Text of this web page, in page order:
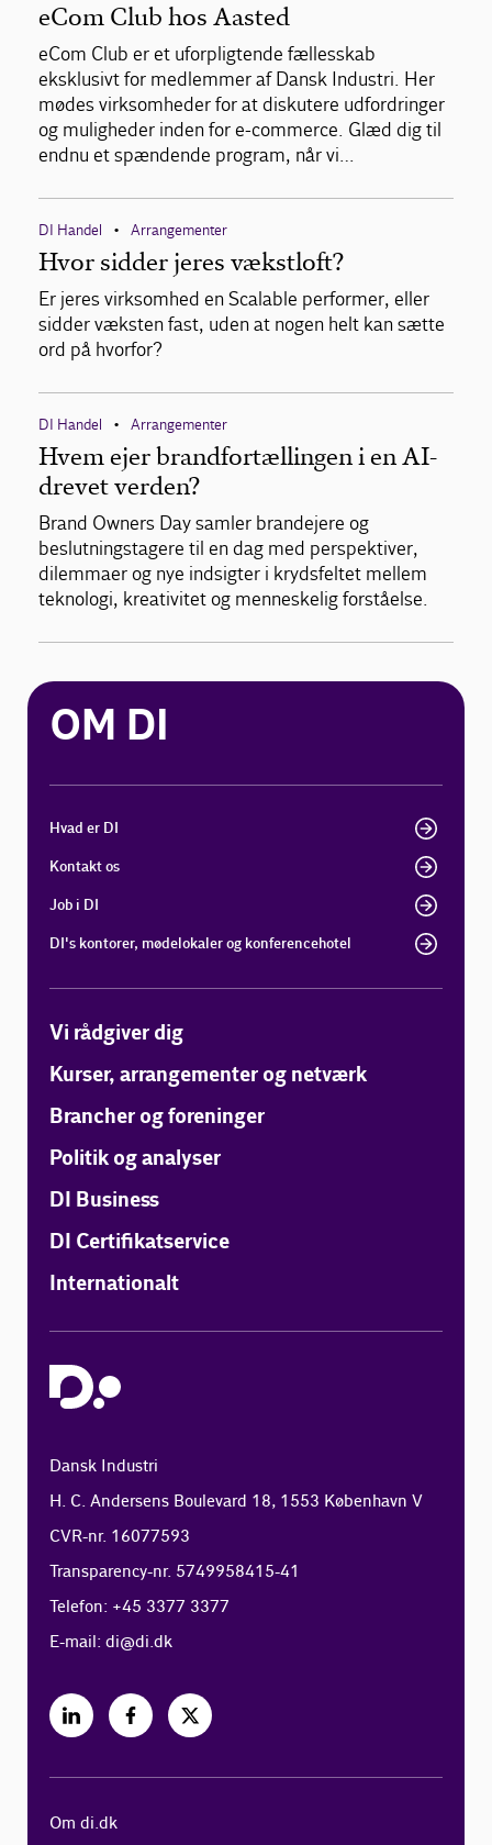
eCom Club hos Aasted
eCom Club er et uforpligtende fællesskab
eksklusivt for medlemmer af Dansk Industri. Her
mødes virksomheder for at diskutere udfordringer
og muligheder inden for e-commerce. Glæd dig til
endnu et spændende program, når vi…
DI Handel • Arrangementer
Hvor sidder jeres vækstloft?
Er jeres virksomhed en Scalable performer, eller
sidder væksten fast, uden at nogen helt kan sætte
ord på hvorfor?
DI Handel • Arrangementer
Hvem ejer brandfortællingen i en AI-
drevet verden?
Brand Owners Day samler brandejere og
beslutningstagere til en dag med perspektiver,
dilemmaer og nye indsigter i krydsfeltet mellem
teknologi, kreativitet og menneskelig forståelse.
OM DI
Hvad er DI
Kontakt os
Job i DI
DI's kontorer, mødelokaler og konferencehotel
Vi rådgiver dig
Kurser, arrangementer og netværk
Brancher og foreninger
Politik og analyser
DI Business
DI Certifikatservice
Internationalt
Dansk Industri
H. C. Andersens Boulevard 18, 1553 København V
CVR-nr. 16077593
Transparency-nr. 5749958415-41
Telefon: +45 3377 3377
E-mail:di@di.dk
Om di.dk